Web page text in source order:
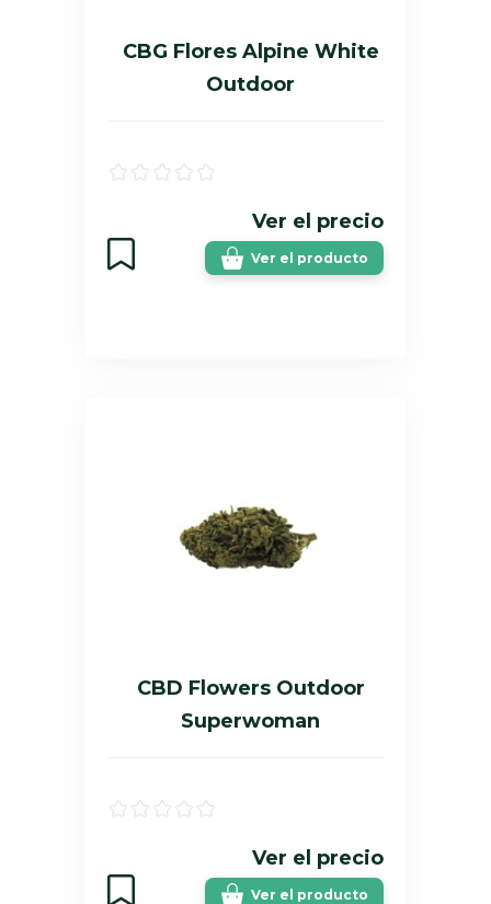
CBG Flores Alpine White
Outdoor
Ver el precio
Ver el producto
CBD Flowers Outdoor
Superwoman
Ver el precio
Ver el producto